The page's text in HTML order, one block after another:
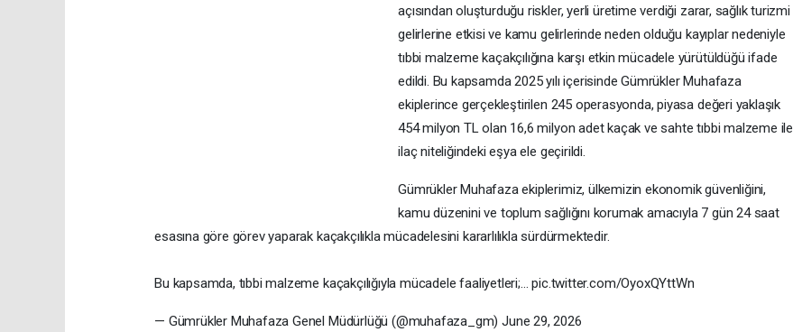
açısından oluşturduğu riskler, yerli üretime verdiği zarar, sağlık turizmi
gelirlerine etkisi ve kamu gelirlerinde neden olduğu kayıplar nedeniyle
tıbbi malzeme kaçakçılığına karşı etkin mücadele yürütüldüğü ifade
edildi. Bu kapsamda 2025 yılı içerisinde Gümrükler Muhafaza
ekiplerince gerçekleştirilen 245 operasyonda, piyasa değeri yaklaşık
454 milyon TL olan 16,6 milyon adet kaçak ve sahte tıbbi malzeme ile
ilaç niteliğindeki eşya ele geçirildi.
Gümrükler Muhafaza ekiplerimiz, ülkemizin ekonomik güvenliğini,
kamu düzenini ve toplum sağlığını korumak amacıyla 7 gün 24 saat
esasına göre görev yaparak kaçakçılıkla mücadelesini kararlılıkla sürdürmektedir.
Bu kapsamda, tıbbi malzeme kaçakçılığıyla mücadele faaliyetleri;… pic.twitter.com/OyoxQYttWn
— Gümrükler Muhafaza Genel Müdürlüğü (@muhafaza_gm) June 29, 2026